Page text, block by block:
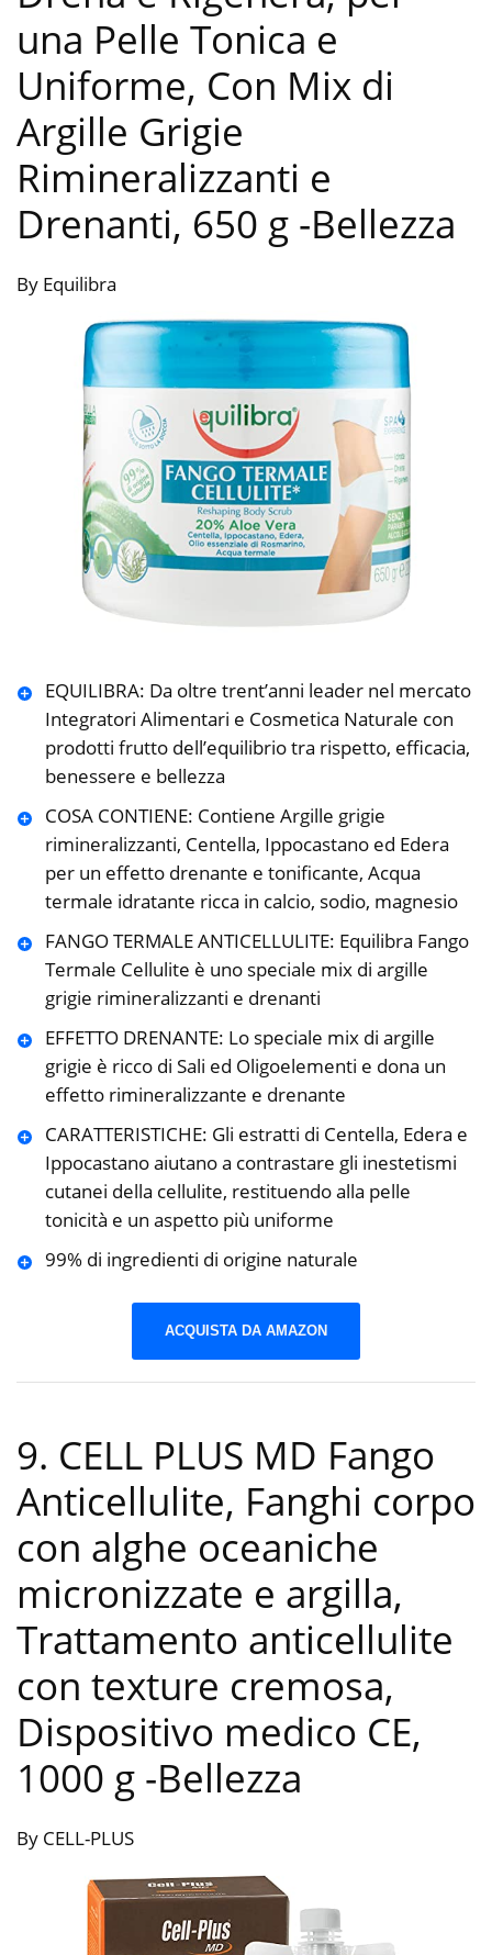
una Pelle Tonica e
Uniforme, Con Mix di
Argille Grigie
Rimineralizzanti e
Drenanti, 650 g -Bellezza
By Equilibra
EQUILIBRA: Da oltre trent’anni leader nel mercato
Integratori Alimentari e Cosmetica Naturale con
prodotti frutto dell’equilibrio tra rispetto, efficacia,
benessere e bellezza
COSA CONTIENE: Contiene Argille grigie
rimineralizzanti, Centella, Ippocastano ed Edera
per un effetto drenante e tonificante, Acqua
termale idratante ricca in calcio, sodio, magnesio
FANGO TERMALE ANTICELLULITE: Equilibra Fango
Termale Cellulite è uno speciale mix di argille
grigie rimineralizzanti e drenanti
EFFETTO DRENANTE: Lo speciale mix di argille
grigie è ricco di Sali ed Oligoelementi e dona un
effetto rimineralizzante e drenante
CARATTERISTICHE: Gli estratti di Centella, Edera e
Ippocastano aiutano a contrastare gli inestetismi
cutanei della cellulite, restituendo alla pelle
tonicità e un aspetto più uniforme
99% di ingredienti di origine naturale
ACQUISTA DA AMAZON
9. CELL PLUS MD Fango
Anticellulite, Fanghi corpo
con alghe oceaniche
micronizzate e argilla,
Trattamento anticellulite
con texture cremosa,
Dispositivo medico CE,
1000 g -Bellezza
By CELL-PLUS